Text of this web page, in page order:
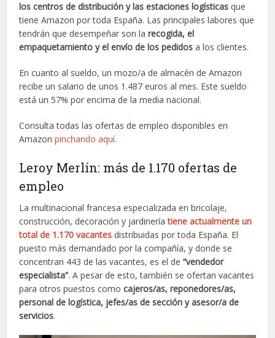
los centros de distribución y las estaciones logísticas que
tiene Amazon por toda España. Las principales labores que
tendrán que desempeñar son larecogida, el
empaquetamiento y el envío de los pedidos a los clientes.
En cuanto al sueldo, un mozo/a de almacén de Amazon
recibe un salario de unos 1.487 euros al mes. Este sueldo
está un 57% por encima de la media nacional.
Consulta todas las ofertas de empleo disponibles en
Amazonpinchando aquí.
Leroy Merlín: más de 1.170 ofertas de
empleo
La multinacional francesa especializada en bricolaje,
construcción, decoración y jardinería tiene actualmente un
total de 1.170 vacantes distribuidas por toda España. El
puesto más demandado por la compañía, y donde se
concentran 443 de las vacantes, es el de “vendedor
especialista”. A pesar de esto, también se ofertan vacantes
para otros puestos comocajeros/as, reponedores/as,
personal de logística, jefes/as de sección y asesor/a de
servicios.